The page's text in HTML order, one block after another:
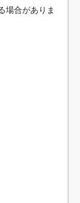
場合がありま